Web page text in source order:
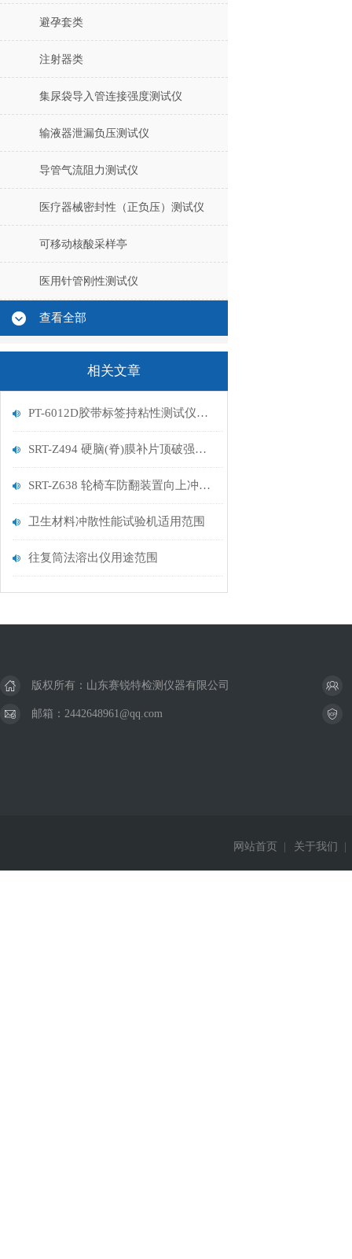
避孕套类
注射器类
集尿袋导入管连接强度测试仪
输液器泄漏负压测试仪
导管气流阻力测试仪
医疗器械密封性（正负压）测试仪
可移动核酸采样亭
医用针管刚性测试仪
查看全部
相关文章
PT-6012D胶带标签持粘性测试仪的使用方法你都了解吗
​SRT-Z494 硬脑(脊)膜补片顶破强度测试仪介绍 符合检测标准
SRT-Z638 轮椅车防翻装置向上冲击测试试验机的应用有哪些 参数稳定
卫生材料冲散性能试验机适用范围
往复筒法溶出仪用途范围
版权所有：山东赛锐特检测仪器有限公司
邮箱：2442648961@qq.com
网站首页 关于我们